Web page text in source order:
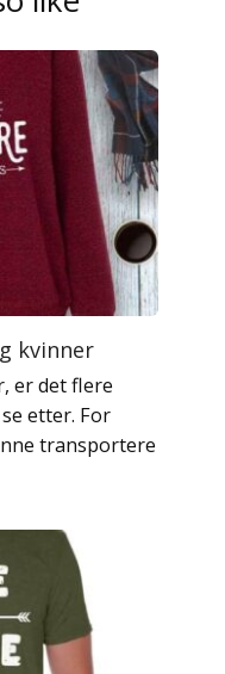
kvinner
er det flere
etter. For
transportere